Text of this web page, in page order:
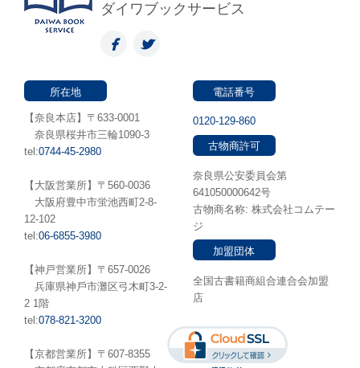
ダイワブックサービス
所在地
【奈良本店】〒633-0001
奈良県桜井市三輪1090-3
tel:0744-45-2980
【大阪営業所】〒560-0036
⼤阪府豊中市蛍池⻄町2-8-
12-102
tel:06-6855-3980
【神戸営業所】〒657-0026
兵庫県神⼾市灘区弓木町3-2-
2 1階
tel:078-821-3200
【京都営業所】〒607-8355
電話番号
0120-129-860
古物商許可
奈良県公安委員会第
641050000642号
古物商名称: 株式会社コムテー
ジ
加盟団体
全国古書籍商組合連合会加盟
店